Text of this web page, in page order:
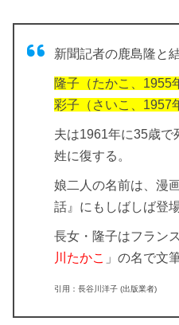
新聞記者の鹿島隆と
隆子（たかこ、1955
彩子（さいこ、1957
夫は1961年に35歳で
姓に復する。
娘二人の名前は、漫
話』にもしばしば登
長女・隆子はフラン
川たかこ 」の名で文
引用：長谷川洋子 (出版業者)